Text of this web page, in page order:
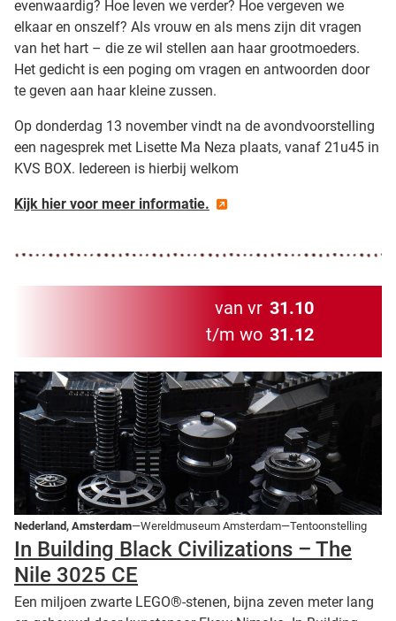
evenwaardig? Hoe leven we verder? Hoe vergeven we
elkaar en onszelf? Als vrouw en als mens zijn dit vragen
van het hart – die ze wil stellen aan haar grootmoeders.
Het gedicht is een poging om vragen en antwoorden door
te geven aan haar kleine zussen.
Op donderdag 13 november vindt na de avondvoorstelling
een nagesprek met Lisette Ma Neza plaats, vanaf 21u45 in
KVS BOX. Iedereen is hierbij welkom
Kijk hier voor meer informatie.
van vr 31.10
t/m wo 31.12
Nederland, Amsterdam—Wereldmuseum Amsterdam—Tentoonstelling
In Building Black Civilizations – The
Nile 3025 CE
Een miljoen zwarte LEGO®-stenen, bijna zeven meter lang